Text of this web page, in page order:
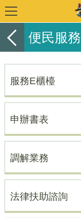
便民服務
服務E櫃檯
申辦書表
調解業務
法律扶助諮詢